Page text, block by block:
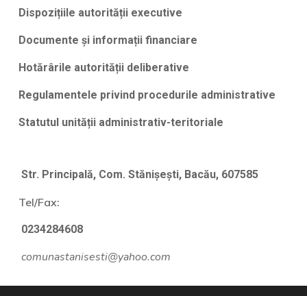
Dispozițiile autorității executive
Documente și informații financiare
Hotărârile autorității deliberative
Regulamentele privind procedurile administrative
Statutul unității administrativ-teritoriale
Str. Principală, Com. Stănișești, Bacău, 607585
Tel/Fax:
0234284608
comunastanisesti@yahoo.com